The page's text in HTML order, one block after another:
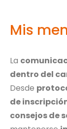
Mis
La
dentro del
Desde
de
consejos de